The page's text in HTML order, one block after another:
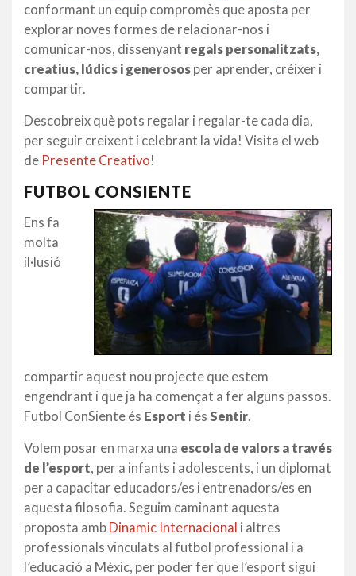
conformant un equip compromès que aposta per
explorar noves formes de relacionar-nos i
comunicar-nos, dissenyant regals personalitzats,
creatius, lúdics i generosos per aprender, créixer i
compartir.
Descobreix què pots regalar i regalar-te cada dia,
per seguir creixent i celebrant la vida! Visita el web
de Presente Creativo!
FUTBOL CONSIENTE
Ens fa
molta
il·lusió
compartir aquest nou projecte que estem
engendrant i que ja ha començat a fer alguns passos.
Futbol ConSiente és Esport i és Sentir.
Volem posar en marxa una escola de valors a través
de l’esport, per a infants i adolescents, i un diplomat
per a capacitar educadors/es i entrenadors/es en
aquesta filosofia. Seguim caminant aquesta
proposta amb Dinamic Internacional i altres
professionals vinculats al futbol professional i a
l’educació a Mèxic, per poder fer que l’esport sigui